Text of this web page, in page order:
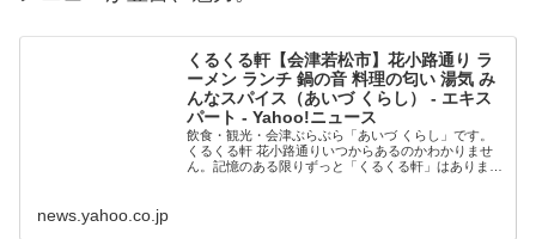
くるくる軒【会津若松市】花小路通り ラ
ーメン ランチ 鍋の音 料理の匂い 湯気 み
んなスパイス（あいづ くらし） - エキス
パート - Yahoo!ニュース
飲食・観光・会津ぶらぶら「あいづ くらし」です。
くるくる軒 花小路通りいつからあるのかわかりませ
ん。記憶のある限りずっと「くるくる軒」はありま
news.yahoo.co.jp